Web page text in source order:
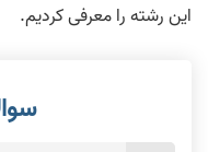
این رشته را معرفی کردیم.